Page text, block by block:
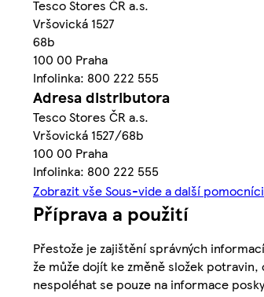
Tesco Stores ČR a.s.
Vršovická 1527
68b
100 00 Praha
Infolinka: 800 222 555
Adresa distributora
Tesco Stores ČR a.s.
Vršovická 1527/68b
100 00 Praha
Infolinka: 800 222 555
Zobrazit vše Sous-vide a další pomocníci
Příprava a použití
Přestože je zajištění správných
že může dojít ke změně složek
nespoléhat se pouze na informace